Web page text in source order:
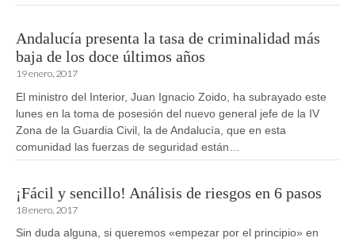
Andalucía presenta la tasa de criminalidad más
baja de los doce últimos años
19 enero, 2017
El ministro del Interior, Juan Ignacio Zoido, ha subrayado este
lunes en la toma de posesión del nuevo general jefe de la IV
Zona de la Guardia Civil, la de Andalucía, que en esta
comunidad las fuerzas de seguridad están…
¡Fácil y sencillo! Análisis de riesgos en 6 pasos
18 enero, 2017
Sin duda alguna, si queremos «empezar por el principio» en